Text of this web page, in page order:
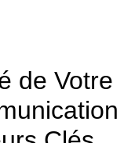
de Votre